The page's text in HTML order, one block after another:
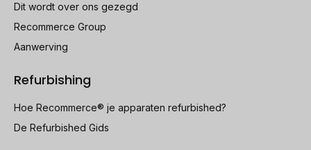
Dit wordt over ons gezegd
Recommerce Group
Aanwerving
Refurbishing
Hoe Recommerce® je apparaten refurbished?
De Refurbished Gids